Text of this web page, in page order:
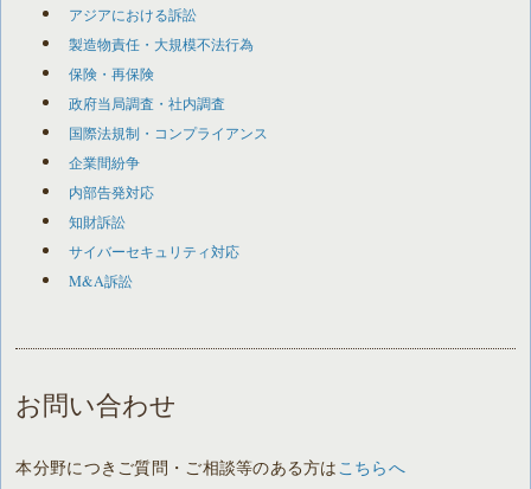
アジアにおける訴訟
製造物責任・大規模不法行為
保険・再保険
政府当局調査・社内調査
国際法規制・コンプライアンス
企業間紛争
内部告発対応
知財訴訟
サイバーセキュリティ対応
M&A訴訟
お問い合わせ
本分野につきご質問・ご相談等のある方はこちらへ